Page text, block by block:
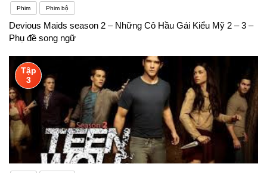
Phim Phim bộ
Devious Maids season 2 – Những Cô Hầu Gái Kiểu Mỹ 2 – 3 –
Phụ đề song ngữ
Tập
3